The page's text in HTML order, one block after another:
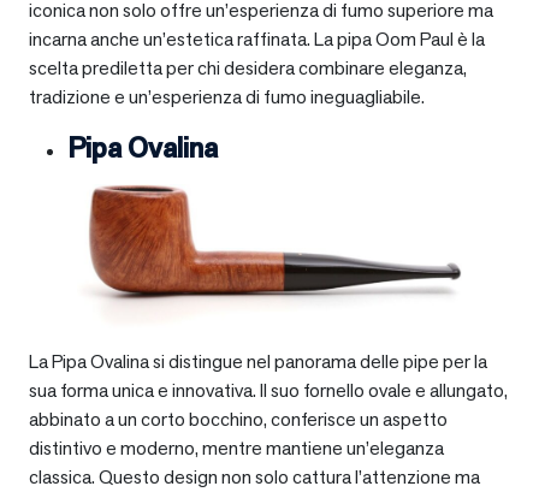
iconica non solo offre un’esperienza di fumo superiore ma
incarna anche un’estetica raffinata. La pipa Oom Paul è la
scelta prediletta per chi desidera combinare eleganza,
tradizione e un’esperienza di fumo ineguagliabile.
Pipa Ovalina
La Pipa Ovalina si distingue nel panorama delle pipe per la
sua forma unica e innovativa. Il suo fornello ovale e allungato,
abbinato a un corto bocchino, conferisce un aspetto
distintivo e moderno, mentre mantiene un’eleganza
classica. Questo design non solo cattura l’attenzione ma